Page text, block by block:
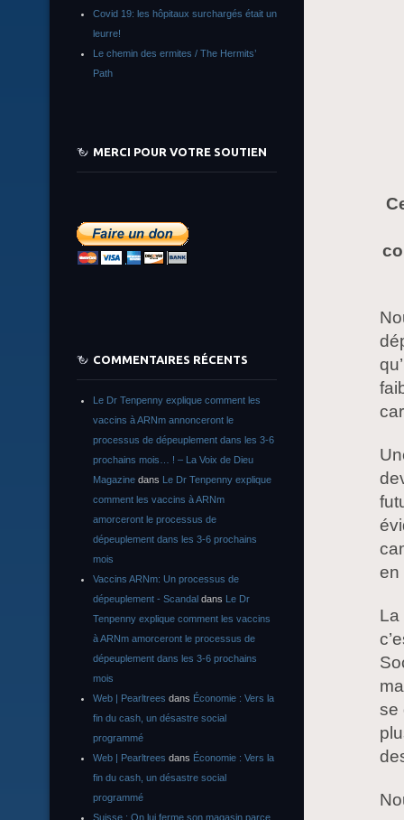
en
La
se
Covid 19: les hôpitaux surchargés était un
leurre!
Le chemin des ermites / The Hermits’
Path
MERCI POUR VOTRE SOUTIEN
COMMENTAIRES RÉCENTS
Le Dr Tenpenny explique comment les
vaccins à ARNm annonceront le
processus de dépeuplement dans les 3-6
prochains mois… ! – La Voix de Dieu
Magazine dans Le Dr Tenpenny explique
comment les vaccins à ARNm
amorceront le processus de
dépeuplement dans les 3-6 prochains
mois
Vaccins ARNm: Un processus de
dépeuplement - Scandal dans Le Dr
Tenpenny explique comment les vaccins
à ARNm amorceront le processus de
dépeuplement dans les 3-6 prochains
mois
Web | Pearltrees dans Économie : Vers la
fin du cash, un désastre social
programmé
Web | Pearltrees dans Économie : Vers la
fin du cash, un désastre social
programmé
Suisse : On lui ferme son magasin parce